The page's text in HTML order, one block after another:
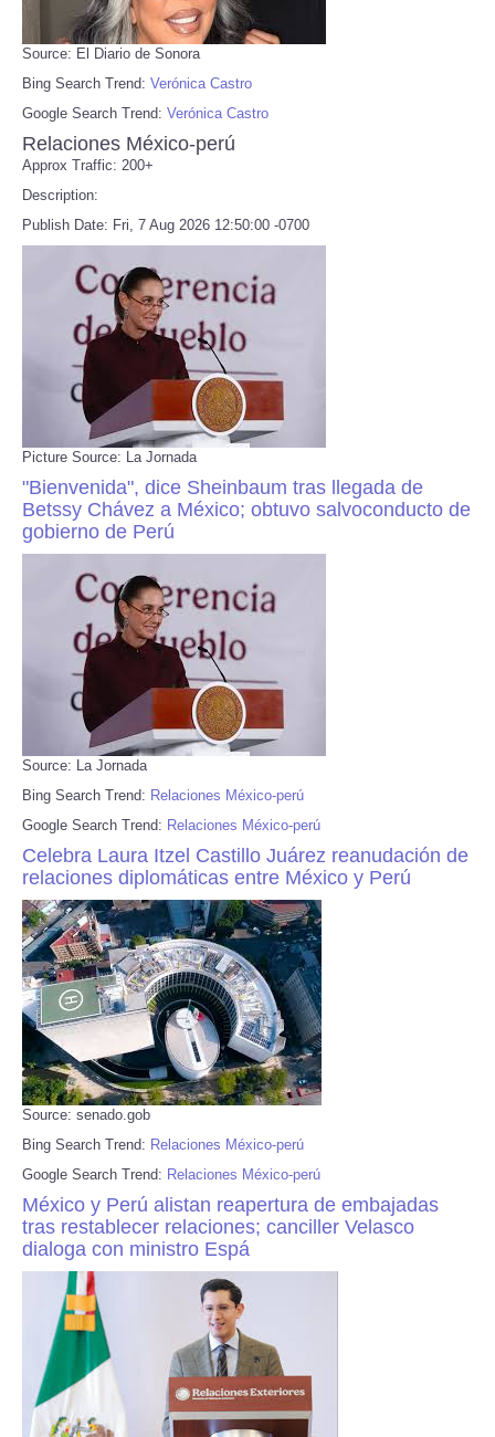
Source: El Diario de Sonora
Bing Search Trend: Verónica Castro
Google Search Trend: Verónica Castro
Relaciones México-perú
Approx Traffic: 200+
Description:
Publish Date: Fri, 7 Aug 2026 12:50:00 -0700
Picture Source: La Jornada
"Bienvenida", dice Sheinbaum tras llegada de
Betssy Chávez a México; obtuvo salvoconducto de
gobierno de Perú
Source: La Jornada
Bing Search Trend: Relaciones México-perú
Google Search Trend: Relaciones México-perú
Celebra Laura Itzel Castillo Juárez reanudación de
relaciones diplomáticas entre México y Perú
Source: senado.gob
Bing Search Trend: Relaciones México-perú
Google Search Trend: Relaciones México-perú
México y Perú alistan reapertura de embajadas
tras restablecer relaciones; canciller Velasco
dialoga con ministro Espá